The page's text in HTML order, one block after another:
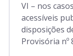
VI – nos
acessíveis
disposições
Provisória nº